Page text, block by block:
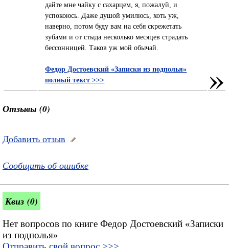
дайте мне чайку с сахарцем, я, пожалуй, и
успокоюсь. Даже душой умилюсь, хоть уж,
наверно, потом буду вам на себя скрежетать
зубами и от стыда несколько месяцев страдать
бессонницей. Таков уж мой обычай.
Федор Достоевский «Записки из подполья»
полный текст >>>
»
Отзывы (0)
Добавить отзыв
Сообщить об ошибке
Квиз (0)
Нет вопросов по книге Федор Достоевский «Записки
из подполья»